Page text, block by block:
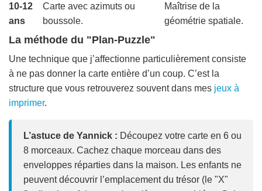
10-12
ans
Carte avec azimuts ou
boussole.
Maîtrise de la
géométrie spatiale.
La méthode du "Plan-Puzzle"
Une technique que j’affectionne particulièrement consiste
à ne pas donner la carte entière d’un coup. C’est la
structure que vous retrouverez souvent dans mes jeux à
imprimer.
L’astuce de Yannick : Découpez votre carte en 6 ou
8 morceaux. Cachez chaque morceau dans des
enveloppes réparties dans la maison. Les enfants ne
peuvent découvrir l’emplacement du trésor (le "X"